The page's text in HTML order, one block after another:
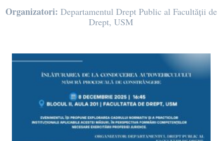
Organizatori: Departamentul Drept Public al Facultății de
Drept, USM